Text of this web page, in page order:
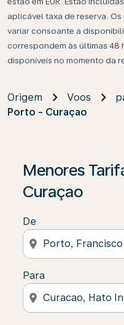
aplicável taxa de reserva.
variar consoante a
correspondem às últimas 48
disponíveis no momento da
Origem Voos
Porto - Curaçao
Menores
Curaçao
De
location_on
Para
location_on